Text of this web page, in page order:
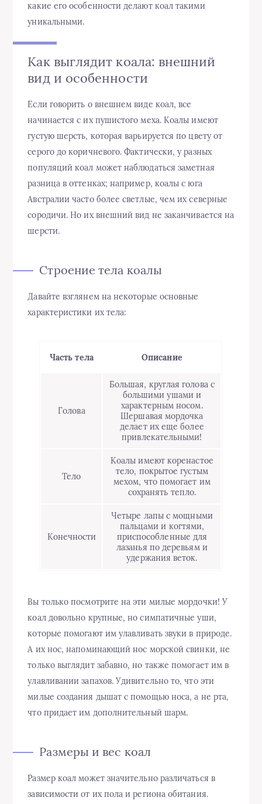
какие его особенности делают коал такими
уникальными.
Как выглядит коала: внешний
вид и особенности
Если говорить о внешнем виде коал, все
начинается с их пушистого меха. Коалы имеют
густую шерсть, которая варьируется по цвету от
серого до коричневого. Фактически, у разных
популяций коал может наблюдаться заметная
разница в оттенках; например, коалы с юга
Австралии часто более светлые, чем их северные
сородичи. Но их внешний вид не заканчивается на
шерсти.
Строение тела коалы
Давайте взглянем на некоторые основные
характеристики их тела:
Часть тела Описание
Голова
Большая, круглая голова с
большими ушами и
характерным носом.
Шершавая мордочка
делает их еще более
привлекательными!
Тело
Коалы имеют коренастое
тело, покрытое густым
мехом, что помогает им
сохранять тепло.
Конечности
Четыре лапы с мощными
пальцами и когтями,
приспособленные для
лазанья по деревьям и
удержания веток.
Вы только посмотрите на эти милые мордочки! У
коал довольно крупные, но симпатичные уши,
которые помогают им улавливать звуки в природе.
А их нос, напоминающий нос морской свинки, не
только выглядит забавно, но также помогает им в
улавливании запахов. Удивительно то, что эти
милые создания дышат с помощью носа, а не рта,
что придает им дополнительный шарм.
Размеры и вес коал
Размер коал может значительно различаться в
зависимости от их пола и региона обитания.